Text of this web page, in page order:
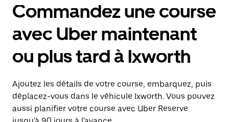
Commandez une course
avec Uber maintenant
ou plus tard à Ixworth
Ajoutez les détails de votre course, embarquez, puis
déplacez-vous dans le véhicule Ixworth. Vous pouvez
aussi planifier votre course avec Uber Reserve